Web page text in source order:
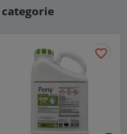
favorite_border